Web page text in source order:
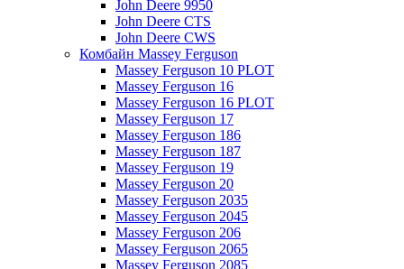
John Deere 9950
John Deere CTS
John Deere CWS
Комбайн Massey Ferguson
Massey Ferguson 10 PLOT
Massey Ferguson 16
Massey Ferguson 16 PLOT
Massey Ferguson 17
Massey Ferguson 186
Massey Ferguson 187
Massey Ferguson 19
Massey Ferguson 20
Massey Ferguson 2035
Massey Ferguson 2045
Massey Ferguson 206
Massey Ferguson 2065
Massey Ferguson 2085